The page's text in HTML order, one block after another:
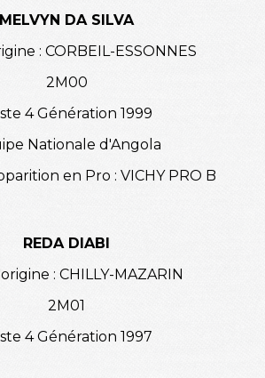
MELVYN DA SILVA
: CORBEIL-ESSONNES
2M00
4 Génération 1999
Nationale d'Angola
en Pro : VICHY PRO B
REDA DIABI
: CHILLY-MAZARIN
2M01
4 Génération 1997